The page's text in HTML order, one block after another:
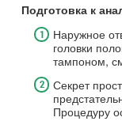
Подготовка к
Наружное
головки
тампоном,
Секрет
Процедуру